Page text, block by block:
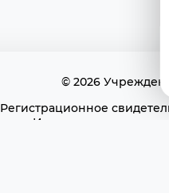
© 2026
Регистрационное
Использование